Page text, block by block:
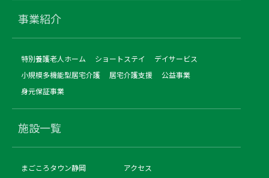
事業紹介
特別養護老人ホーム ショートステイ
デイサービス
小規模多機能型居宅介護
居宅介護支援
公益事業
身元保証事業
施設一覧
まごころタウン静岡
アクセス